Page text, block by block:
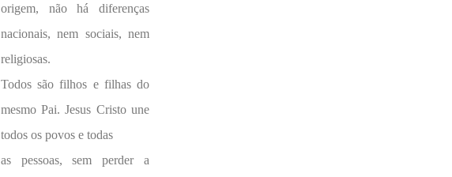
origem, não há diferenças
nacionais, nem sociais, nem
religiosas.
Todos são filhos e filhas do
mesmo Pai. Jesus Cristo une
todos os povos e todas
as pessoas, sem perder a